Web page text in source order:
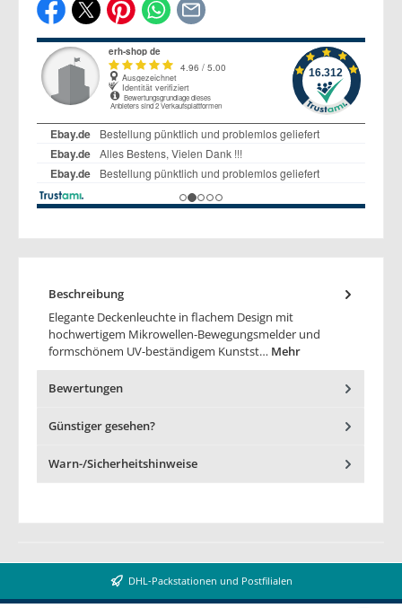
Beschreibung
Elegante Deckenleuchte in flachem Design mit
hochwertigem Mikrowellen-Bewegungsmelder und
formschönem UV-beständigem Kunstst… Mehr
Bewertungen
Günstiger gesehen?
Warn-/Sicherheitshinweise
DHL-Packstationen und Postfilialen